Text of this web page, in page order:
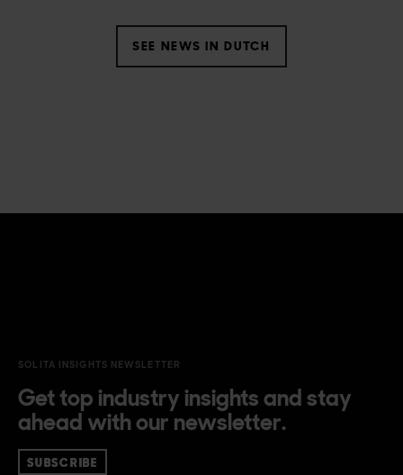
SEE NEWS IN DUTCH
SOLITA INSIGHTS NEWSLETTER
Get top industry insights and stay
ahead with our newsletter.
SUBSCRIBE